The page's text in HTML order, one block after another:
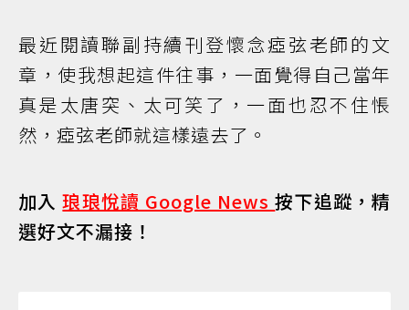
最近閱讀聯副持續刊登懷念瘂弦老師的文
章，使我想起這件往事，一面覺得自己當年
真是太唐突、太可笑了，一面也忍不住悵
然，瘂弦老師就這樣遠去了。
加入琅琅悅讀 Google News按下追蹤，精
選好文不漏接！